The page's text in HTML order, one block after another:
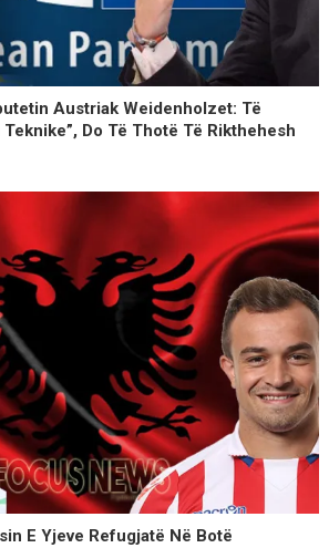
Austriak Weidenholzet: Të
Do Të Thotë Të Rikthehesh
E Yjeve Refugjatë Në Botë